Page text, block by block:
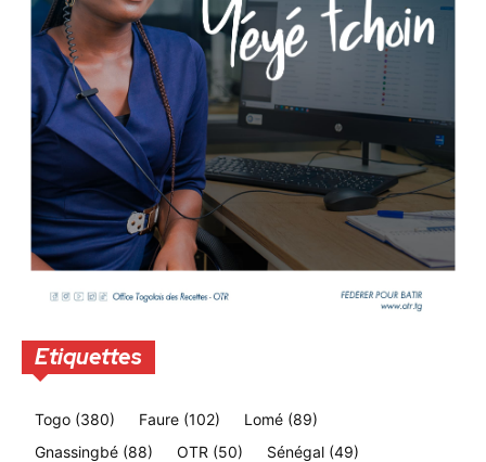
Etiquettes
Togo (380) Faure (102) Lomé (89)
Gnassingbé (88) OTR (50) Sénégal (49)